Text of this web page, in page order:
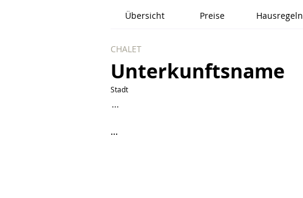
Übersicht Preise Hausregeln
CHALET
Unterkunftsname
Stadt
...
...